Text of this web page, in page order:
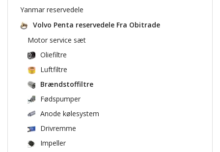
Yanmar reservedele
Volvo Penta reservedele Fra Obitrade
Motor service sæt
Oliefiltre
Luftfiltre
Brændstoffiltre
Fødspumper
Anode kølesystem
Drivremme
Impeller